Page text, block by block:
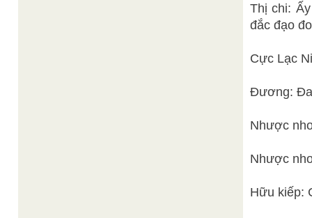
Thị chi:
đắc đạo
Cực Lạc
Đương:
Nhược
Nhược
Hữu kiếp: